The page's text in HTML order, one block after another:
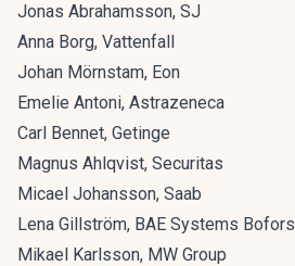
Jonas Abrahamsson, SJ
Anna Borg, Vattenfall
Johan Mörnstam, Eon
Emelie Antoni, Astrazeneca
Carl Bennet, Getinge
Magnus Ahlqvist, Securitas
Micael Johansson, Saab
Lena Gillström, BAE Systems Bofors
Mikael Karlsson, MW Group